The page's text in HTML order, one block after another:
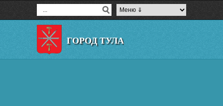
ГОРОД ТУЛА